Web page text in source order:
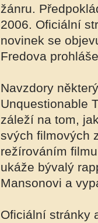
žánru.
2006. Oficiální
novinek se
Fredova
Navzdory
Unquestionable
záleží na tom,
svých filmových
režírováním
ukáže bývalý
Mansonovi a
Oficiální stránky